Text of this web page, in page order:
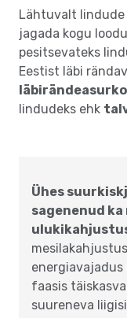
Lähtuvalt
jagada kogu
pesitsevateks
Eestist läbi
lindudeks ehk
Ühes
sagenenud
energiavajadus
faasis
suureneva